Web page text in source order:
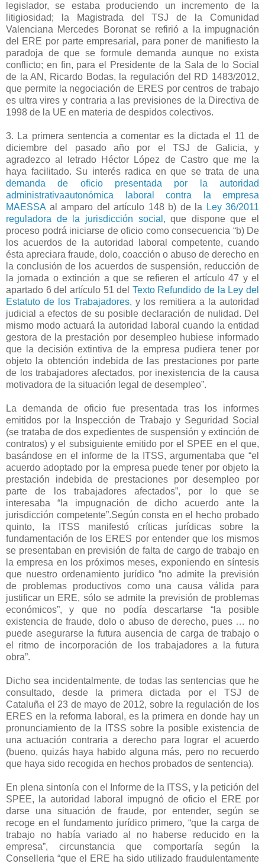
legislador, se estaba produciendo un incremento de la
litigiosidad; la Magistrada del TSJ de la Comunidad
Valenciana Mercedes Boronat se refirió a la impugnación
del ERE por parte empresarial, para poner de manifiesto la
paradoja de que se formule demanda aunque no exista
conflicto; en fin, para el Presidente de la Sala de lo Social
de la AN, Ricardo Bodas, la regulación del RD 1483/2012,
que permite la negociación de ERES por centros de trabajo
es ultra vires y contraria a las previsiones de la Directiva de
1998 de la UE en materia de despidos colectivos.
3. La primera sentencia a comentar es la dictada el 11 de
diciembre del pasado año por el TSJ de Galicia, y
agradezco al letrado Héctor López de Castro que me la
haya facilitado. Su interés radica en que se trata de una
demanda de oficio presentada por la autoridad
administrativaautonómica laboral contra la empresa
MAESSA al amparo del artículo 148 b) de la
Ley 36/2011
reguladora de la jurisdicción social,que dispone que el
proceso podrá iniciarse de oficio como consecuencia “b) De
los acuerdos de la autoridad laboral competente, cuando
ésta apreciara fraude, dolo, coacción o abuso de derecho en
la conclusión de los acuerdos de suspensión, reducción de
la jornada o extinción a que se refieren el artículo 47 y el
apartado 6 del artículo 51 del Texto Refundido de la Ley del
Estatuto de los Trabajadores, y los remitiera a la autoridad
judicial a efectos de su posible declaración de nulidad. Del
mismo modo actuará la autoridad laboral cuando la entidad
gestora de la prestación por desempleo hubiese informado
que la decisión extintiva de la empresa pudiera tener por
objeto la obtención indebida de las prestaciones por parte
de los trabajadores afectados, por inexistencia de la causa
motivadora de la situación legal de desempleo”.
La demanda de oficio fue presentada tras los informes
emitidos por la Inspección de Trabajo y Seguridad Social
(se trataba de dos expedientes de suspensión y extinción de
contratos) y el subsiguiente emitido por el SPEE en el que,
basándose en el informe de la ITSS, argumentaba que “el
acuerdo adoptado por la empresa puede tener por objeto la
prestación indebida de prestaciones por desempleo por
parte de los trabajadores afectados”, por lo que se
interesaba “la impugnación de dicho acuerdo ante la
jurisdicción competente”.Según consta en el hecho probado
quinto, la ITSS manifestó críticas jurídicas sobre la
fundamentación de los ERES por entender que los mismos
se presentaban en previsión de falta de cargo de trabajo en
la empresa en los próximos meses, exponiendo en síntesis
que nuestro ordenamiento jurídico “no admite la previsión
de problemas productivos como una causa válida para
justificar un ERE, sólo se admite la previsión de problemas
económicos”, y que no podía descartarse “la posible
existencia de fraude, dolo o abuso de derecho, pues … no
puede asegurarse la futura ausencia de carga de trabajo o
el ritmo de incorporación de los trabajadores a la futura
obra”.
Dicho sea incidentalmente, de todas las sentencias que he
consultado, desde la primera dictada por el TSJ de
Cataluña el 23 de mayo de 2012, sobre la regulación de los
ERES en la reforma laboral, es la primera en donde hay un
pronunciamiento de la ITSS sobre la posible existencia de
una actuación contraria a derecho para lograr el acuerdo
(bueno, quizás haya habido alguna más, pero no recuerdo
que haya sido recogida en hechos probados de sentencia).
En plena sintonía con el Informe de la ITSS, y la petición del
SPEE, la autoridad laboral impugnó de oficio el ERE por
darse una situación de fraude, por entender, según se
recoge en el fundamento jurídico primero, “que la carga de
trabajo no había variado al no haberse reducido en la
empresa”, circunstancia que comportaría según la
Conselleria “que el ERE ha sido utilizado fraudulentamente